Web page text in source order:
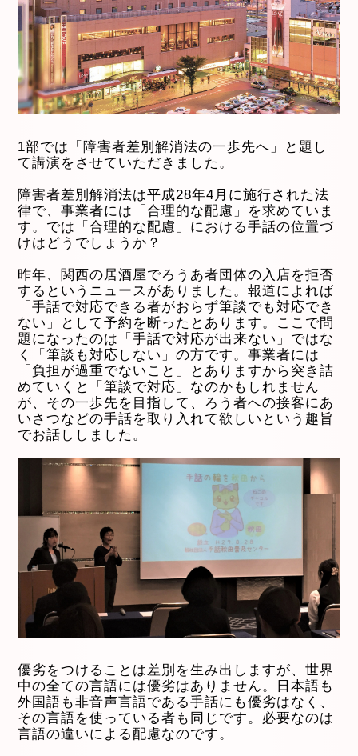
1部では「障害者差別解消法の一歩先へ」と題し
て講演をさせていただきました。
障害者差別解消法は平成28年4月に施行された法
律で、事業者には「合理的な配慮」を求めていま
す。では「合理的な配慮」における手話の位置づ
けはどうでしょうか？
昨年、関西の居酒屋でろうあ者団体の入店を拒否
するというニュースがありました。報道によれば
「手話で対応できる者がおらず筆談でも対応でき
ない」として予約を断ったとあります。ここで問
題になったのは「手話で対応が出来ない」ではな
く「筆談も対応しない」の方です。事業者には
「負担が過重でないこと」とありますから突き詰
めていくと「筆談で対応」なのかもしれません
が、その一歩先を目指して、ろう者への接客にあ
いさつなどの手話を取り入れて欲しいという趣旨
でお話ししました。
優劣をつけることは差別を生み出しますが、世界
中の全ての言語には優劣はありません。日本語も
外国語も非音声言語である手話にも優劣はなく、
その言語を使っている者も同じです。必要なのは
言語の違いによる配慮なのです。